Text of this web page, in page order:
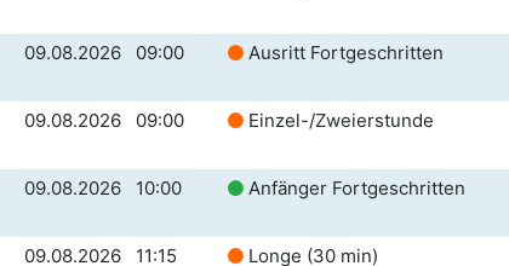
09.08.2026 09:00
Ausritt Fortgeschritten
09.08.2026 09:00
Einzel-/Zweierstunde
09.08.2026 10:00
Anfänger Fortgeschritten
09.08.2026 11:15
Longe (30 min)